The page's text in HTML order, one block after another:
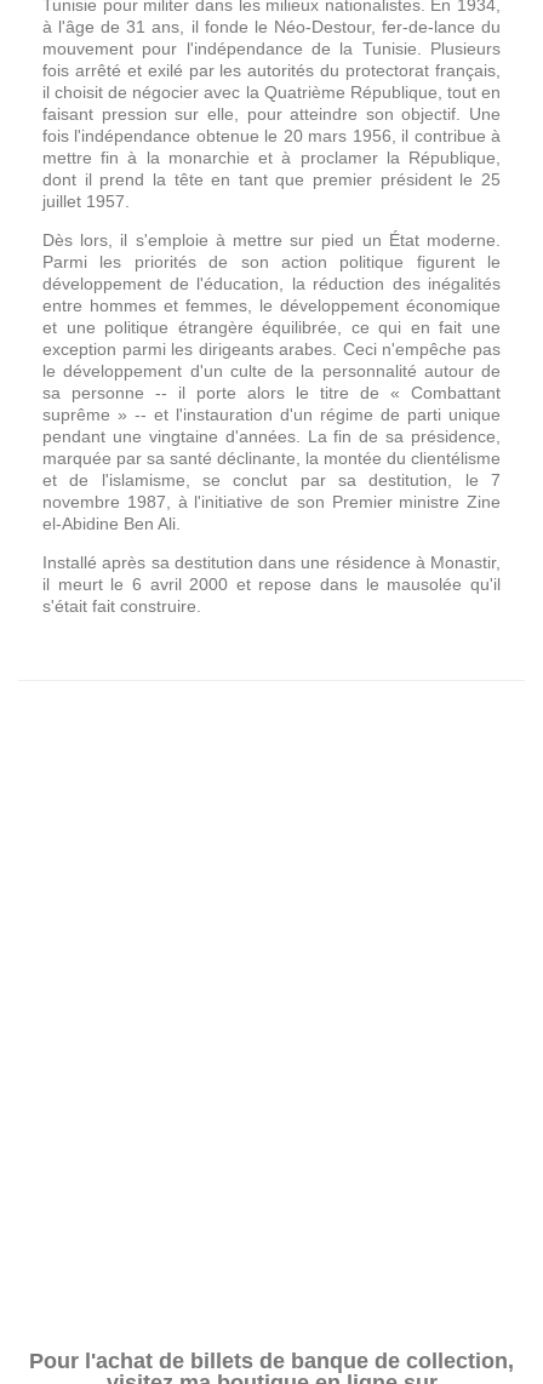
Tunisie pour militer dans les milieux nationalistes. En 1934,
à l'âge de 31 ans, il fonde le Néo-Destour, fer-de-lance du
mouvement pour l'indépendance de la Tunisie. Plusieurs
fois arrêté et exilé par les autorités du protectorat français,
il choisit de négocier avec la Quatrième République, tout en
faisant pression sur elle, pour atteindre son objectif. Une
fois l'indépendance obtenue le 20 mars 1956, il contribue à
mettre fin à la monarchie et à proclamer la République,
dont il prend la tête en tant que premier président le 25
juillet 1957.
Dès lors, il s'emploie à mettre sur pied un État moderne.
Parmi les priorités de son action politique figurent le
développement de l'éducation, la réduction des inégalités
entre hommes et femmes, le développement économique
et une politique étrangère équilibrée, ce qui en fait une
exception parmi les dirigeants arabes. Ceci n'empêche pas
le développement d'un culte de la personnalité autour de
sa personne -- il porte alors le titre de « Combattant
suprême » -- et l'instauration d'un régime de parti unique
pendant une vingtaine d'années. La fin de sa présidence,
marquée par sa santé déclinante, la montée du clientélisme
et de l'islamisme, se conclut par sa destitution, le 7
novembre 1987, à l'initiative de son Premier ministre Zine
el-Abidine Ben Ali.
Installé après sa destitution dans une résidence à Monastir,
il meurt le 6 avril 2000 et repose dans le mausolée qu'il
s'était fait construire.
Pour l'achat de billets de banque de collection,